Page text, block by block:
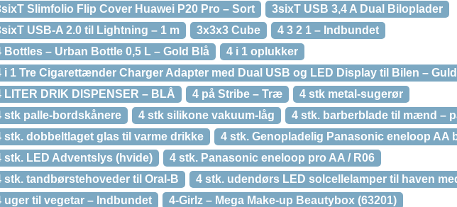
Slimfolio Flip Cover Huawei P20 Pro – Sort
3sixT USB 3,4 A Dual Biloplader
USB-A 2.0 til Lightning – 1 m
3x3x3 Cube
4 3 2 1 – Indbundet
Bottles – Urban Bottle 0,5 L – Gold Blå
4 i 1 oplukker
i 1 Tre Cigarettænder Charger Adapter med Dual USB og LED Display til Bilen –
LITER DRIK DISPENSER – BLÅ
4 på Stribe – Træ
4 stk metal-sugerør
stk palle-bordskånere
4 stk silikone vakuum-låg
4 stk. barberblade til mænd –
stk. dobbeltlaget glas til varme drikke
4 stk. Genopladelig Panasonic eneloop AA
stk. LED Adventslys (hvide)
4 stk. Panasonic eneloop pro AA / R06
stk. tandbørstehoveder til Oral-B
4 stk. udendørs LED solcellelamper til haven
uger til vegetar – Indbundet
4-Girlz – Mega Make-up Beautybox (63201)